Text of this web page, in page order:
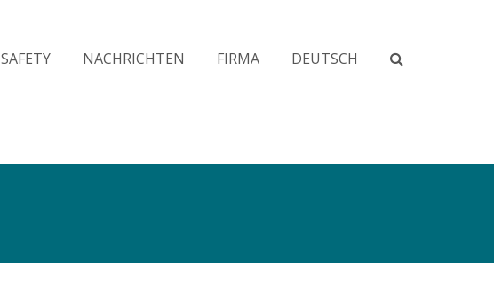
SAFETY NACHRICHTEN FIRMA DEUTSCH